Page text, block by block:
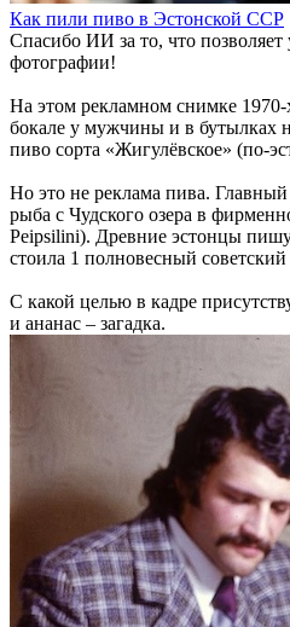
Как пили пиво в Эстонской ССР
Спасибо ИИ за то, что позволяет
фотографии!
На этом рекламном снимке
бокале у мужчины и в бутылках
пиво сорта «Жигулёвское» (по-
Но это не реклама пива.
рыба с Чудского озера в
Peipsilini). Древние эстонцы
стоила 1 полновесный советский
С какой целью в кадре
и ананас – загадка.